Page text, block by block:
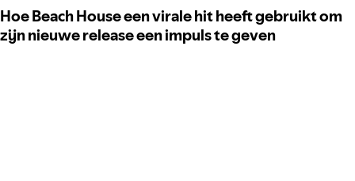
Hoe Beach House een virale hit heeft gebruikt om
zijn nieuwe release een impuls te geven